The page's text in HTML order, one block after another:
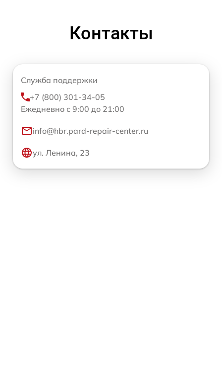
Контакты
Служба поддержки
+7 (800) 301-34-05
Ежедневно с 9:00 до 21:00
info@hbr.pard-repair-center.ru
ул. Ленина, 23